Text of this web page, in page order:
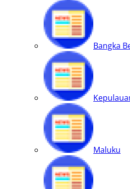
Bangka
Maluku